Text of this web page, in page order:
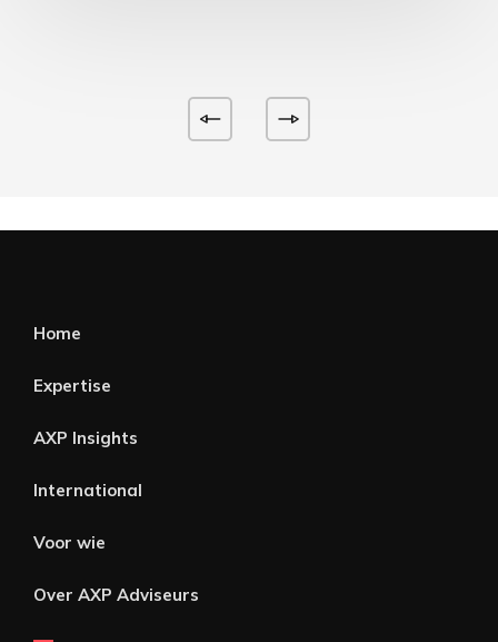
Home
Expertise
AXP Insights
International
Voor wie
Over AXP Adviseurs